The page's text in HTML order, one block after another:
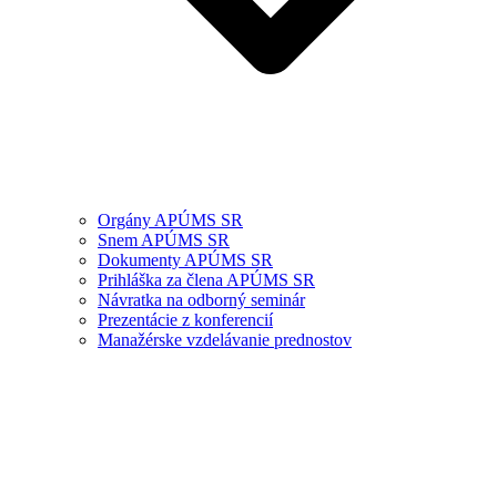
Orgány APÚMS SR
Snem APÚMS SR
Dokumenty APÚMS SR
Prihláška za člena APÚMS SR
Návratka na odborný seminár
Prezentácie z konferencií
Manažérske vzdelávanie prednostov